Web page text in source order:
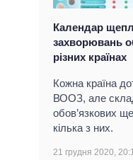
Календар
захворювань
різних країнах
Кожна країна
ВООЗ, але
обов’язкових
кілька з них.
21 грудня 2020,